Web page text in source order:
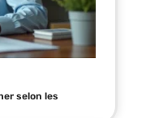
selon les